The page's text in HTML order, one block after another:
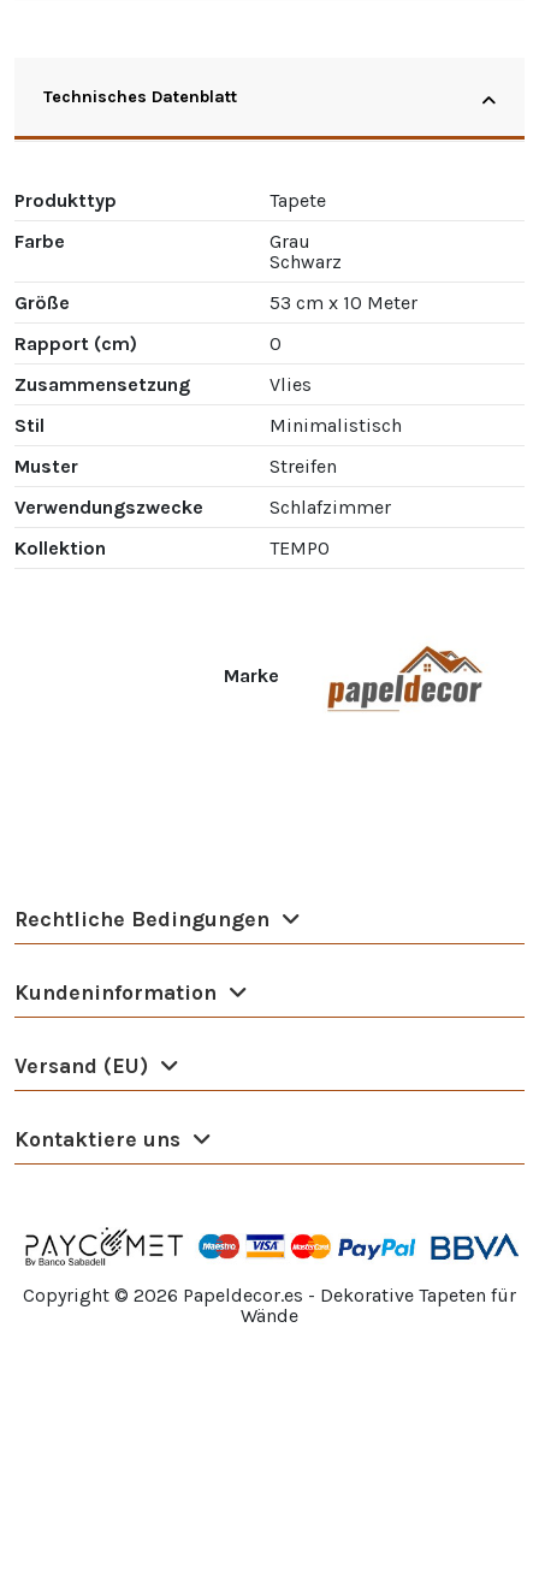
Technisches Datenblatt
Produkttyp
Tapete
Farbe
Grau
Schwarz
Größe
53 cm x 10 Meter
Rapport (cm)
0
Zusammensetzung
Vlies
Stil
Minimalistisch
Muster
Streifen
Verwendungszwecke
Schlafzimmer
Kollektion
TEMPO
Marke
Rechtliche Bedingungen
Kundeninformation
Versand (EU)
Kontaktiere uns
Copyright © 2026 Papeldecor.es - Dekorative Tapeten für
Wände